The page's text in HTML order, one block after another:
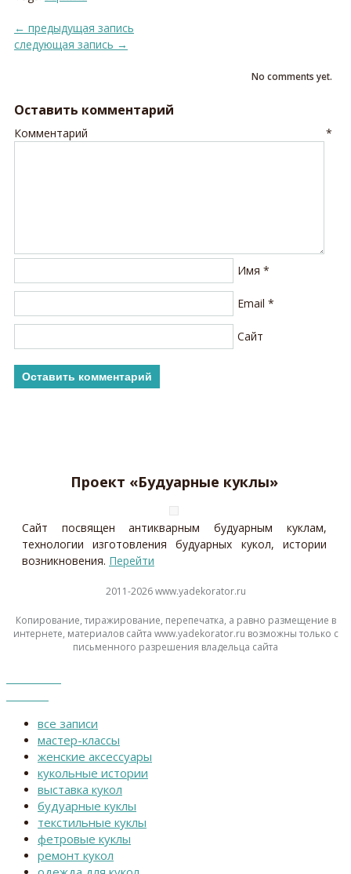
← предыдущая запись
следующая запись →
No comments yet.
Оставить комментарий
Комментарий*
Имя *
Email *
Сайт
Проект «Будуарные куклы»
Сайт посвящен антикварным будуарным куклам,
технологии изготовления будуарных кукол, истории
возникновения. Перейти
2011-2026 www.yadekorator.ru
Копирование, тиражирование, перепечатка, а равно размещение в
интернете, материалов сайта www.yadekorator.ru возможны только с
письменного разрешения владельца сайта
все записи
мастер-классы
женские аксессуары
кукольные истории
выставка кукол
будуарные куклы
текстильные куклы
фетровые куклы
ремонт кукол